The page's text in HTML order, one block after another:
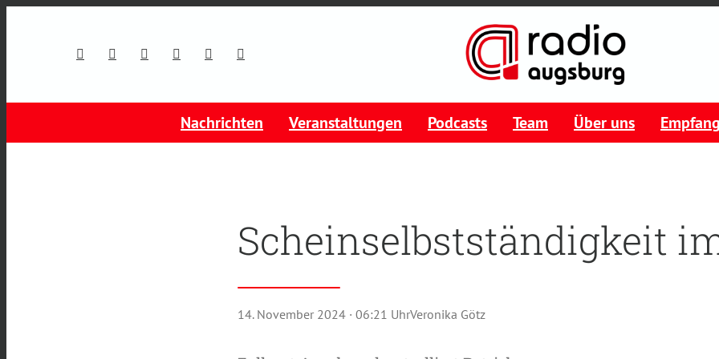
Nachrichten Veranstaltungen Podcasts Team Über uns Empfang
Scheinselbstständigkeit
14. November 2024 · 06:21 UhrVeronika Götz